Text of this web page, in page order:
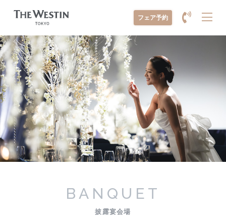
フェア予約
メ
ニ
を
く
BANQUET
披露宴会場